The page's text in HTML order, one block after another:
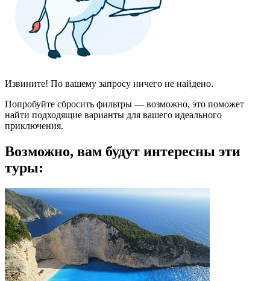
Извините! По вашему запросу ничего не найдено.
Попробуйте сбросить фильтры — возможно, это поможет
найти подходящие варианты для вашего идеального
приключения.
Возможно, вам будут интересны эти
туры: